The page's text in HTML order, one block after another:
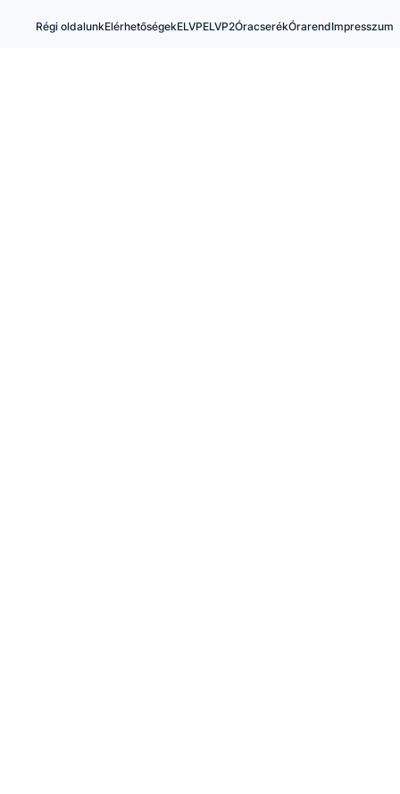
Régi oldalunkElérhetőségekELVPELVP2ÓracserékÓrarendImpresszum